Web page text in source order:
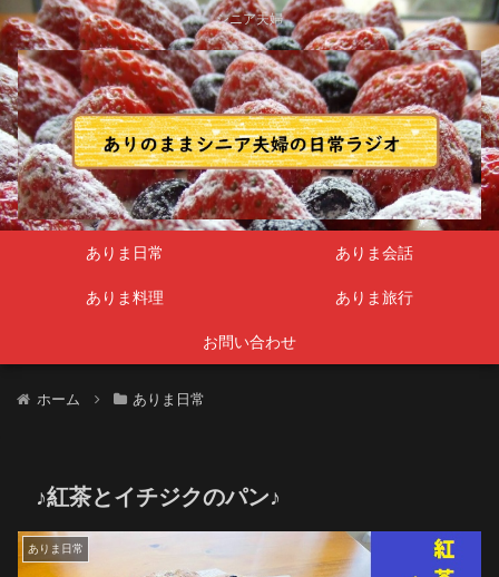
シニア夫婦
ありま日常 ありま会話
ありま料理 ありま旅行
お問い合わせ
ホーム ありま日常
♪紅茶とイチジクのパン♪
ありま日常